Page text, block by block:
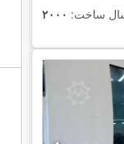
ساخت: ۲۰۰۰